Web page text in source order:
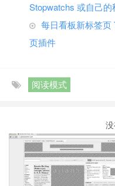
Stopwatchs 或自己的
每日看板新标签页
页插件
阅读模式